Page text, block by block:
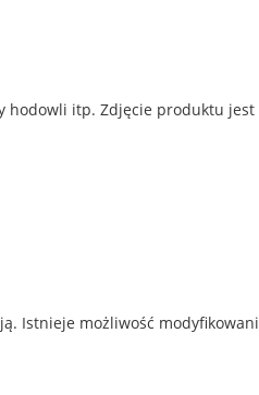
hodowli itp. Zdjęcie produktu jest
Istnieje możliwość